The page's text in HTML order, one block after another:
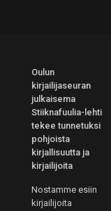
Oulun
kirjailijaseuran
julkaisema
Stiiknafuulia-lehti
tekee tunnetuksi
pohjoista
kirjallisuutta ja
kirjailijoita
Nostamme esiin
kirjailijoita